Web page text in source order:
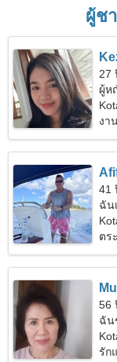
ผู้ช
27
ผู้ห
งา
41
ฉัน
ตร
56
ฉัน
รัก